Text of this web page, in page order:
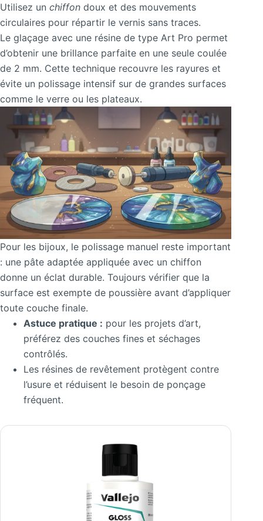
Utilisez un chiffon doux et des mouvements
circulaires pour répartir le vernis sans traces.
Le glaçage avec une résine de type Art Pro permet
d’obtenir une brillance parfaite en une seule coulée
de 2 mm. Cette technique recouvre les rayures et
évite un polissage intensif sur de grandes surfaces
comme le verre ou les plateaux.
Pour les bijoux, le polissage manuel reste important
: une pâte adaptée appliquée avec un chiffon
donne un éclat durable. Toujours vérifier que la
surface est exempte de poussière avant d’appliquer
toute couche finale.
Astuce pratique : pour les projets d’art,
préférez des couches fines et séchages
contrôlés.
Les résines de revêtement protègent contre
l’usure et réduisent le besoin de ponçage
fréquent.